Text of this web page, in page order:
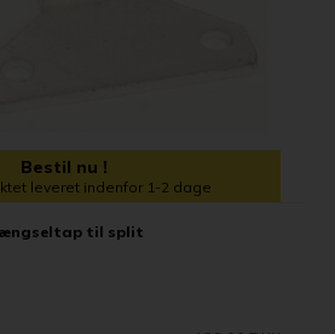
Bestil nu !
leveret indenfor 1-2 dage
til split